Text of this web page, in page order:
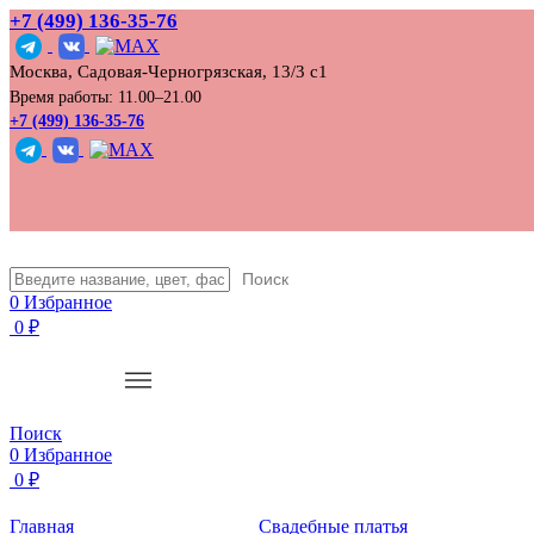
+7 (499) 136‑35‑76
Москва, Садовая-Черногрязская, 13/3 с1
Время работы: 11.00–21.00
+7 (499) 136-35-76
Поиск
0 Избранное
0 ₽
Поиск
0 Избранное
0 ₽
Главная Свадебные платья